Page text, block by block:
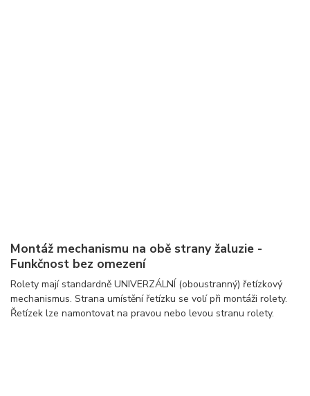
Montáž mechanismu na obě strany žaluzie -
Funkčnost bez omezení
Rolety mají standardně UNIVERZÁLNÍ (oboustranný) řetízkový
mechanismus. Strana umístění řetízku se volí při montáži rolety.
Řetízek lze namontovat na pravou nebo levou stranu rolety.